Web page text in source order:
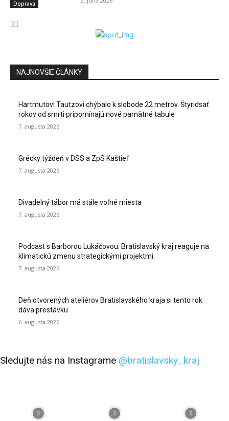
Doprava
NAJNOVŠIE ČLÁNKY
Hartmutovi Tautzovi chýbalo k slobode 22 metrov. Štyridsať
rokov od smrti pripomínajú nové pamätné tabule
7. augusta 2026
Grécky týždeň v DSS a ZpS Kaštieľ
7. augusta 2026
Divadelný tábor má stále voľné miesta
7. augusta 2026
Podcast s Barborou Lukáčovou: Bratislavský kraj reaguje na
klimatickú zmenu strategickými projektmi.
7. augusta 2026
Deň otvorených ateliérov Bratislavského kraja si tento rok
dáva prestávku
6. augusta 2026
Sledujte nás na Instagrame @bratislavsky_kraj